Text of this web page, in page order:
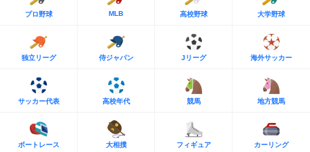
プロ野球 MLB 高校野球 大学野球
独立リーグ 侍ジャパン Jリーグ 海外サッカー
サッカー代表 高校年代 競馬 地方競馬
ボートレース 大相撲 フィギュア カーリング